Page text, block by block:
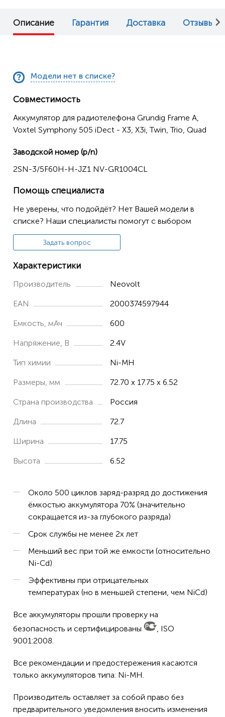
Описание Гарантия Доставка Отзывы (0)
Модели нет в списке?
Совместимость
Аккумулятор для радиотелефона Grundig Frame A,
Voxtel Symphony 505 iDect - X3, X3i, Twin, Trio, Quad
Заводской номер (p/n)
2SN-3/5F60H-H-JZ1 NV-GR1004CL
Помощь специалиста
Не уверены, что подойдёт? Нет Вашей модели в
списке? Наши специалисты помогут с выбором
Задать вопрос
Характеристики
Производитель Neovolt
EAN 2000374597944
Емкость, мАч 600
Напряжение, В 2.4V
Тип химии Ni-MH
Размеры, мм 72.70 x 17.75 x 6.52
Страна производства Россия
Длина 72.7
Ширина 17.75
Высота 6.52
Около 500 циклов заряд-разряд до достижения
ёмкостью аккумулятора 70% (значительно
сокращается из-за глубокого разряда)
Срок службы не менее 2х лет
Меньший вес при той же емкости (относительно
Ni-Cd)
Эффективны при отрицательных
температурах (но в меньшей степени, чем NiCd)
Все аккумуляторы прошли проверку на
безопасность и сертифицированы
, ISO
9001:2008.
Все рекомендации и предостережения касаются
только аккумуляторов типа: Ni-MH.
Производитель оставляет за собой право без
предварительного уведомления вносить изменения